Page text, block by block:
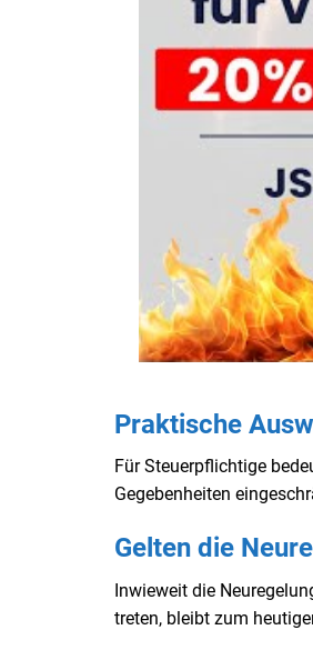
Praktische
Für Steuerpflichtige
Gegebenheiten
Gelten die
Inwieweit die
treten, bleibt zum